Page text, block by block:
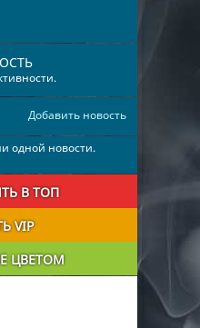
Добавить новость
одной новости.
В ТОП
VIP
ЦВЕТОМ